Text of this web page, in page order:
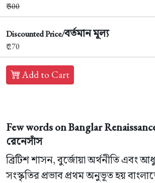
₹300
Discounted Price/বর্তমান মূল্য
₹ 270
Add to Cart
Few words on Banglar
রেনেসাঁস
ব্রিটিশ শাসন, বুর্জোয়া অর্থনীতি এবং
সংস্কৃতির প্রভাব প্রথম অনুভূত হয়